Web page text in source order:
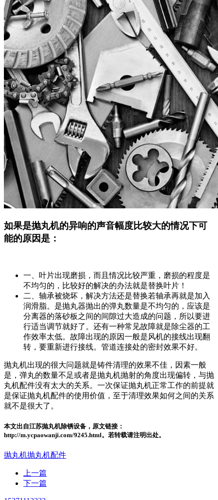
如果是抛丸机的异响的声音幅度比较大的情况下可
能的原因是：
一、叶片出现磨损，而且情况比较严重，磨损的程度是
不均匀的，比较好的解决的办法就是替换叶片！
二、轴承被烧坏，解决方法还是替换若轴承再就是加入
润滑脂。是抛丸器抛出的弹丸数量是不均匀的，应该是
分离器的落砂板之间的间隙过大造成的问题，所以要进
行适当调节就好了。还有一种常见故障就是除尘器的工
作效率太低。故障出现的原因一般是风机的接线出现翻
转，要重新进行接线。管道连接处的密封效果不好。
抛丸机出现的很大问题就是铸件清理的效果不佳，因素一般
是，弹丸的数量不足或者是抛丸机抛射的角度出现偏转，与抛
丸机配件没有太大的关系。一次保证抛丸机正常工作的前提就
是保证抛丸机配件的使用价值，至于清理效果如何之间的关系
就不是很大了。
本文出自江苏抛丸机除锈设备，原文链接：
http://m.ycpaowanji.com/9245.html。若转载请注明出处。
抛丸机抛丸机配件
上一篇
下一篇